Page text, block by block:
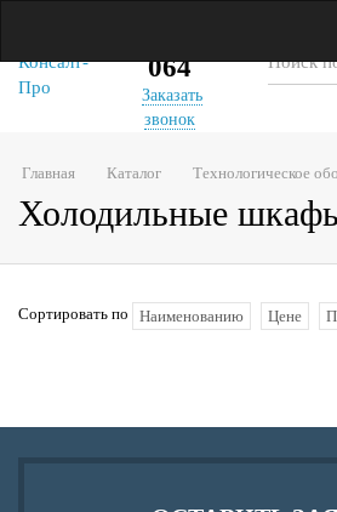
064
Заказать
звонок
Главная Каталог Технологическое
Холодильные
Сортировать по Наименованию Цене